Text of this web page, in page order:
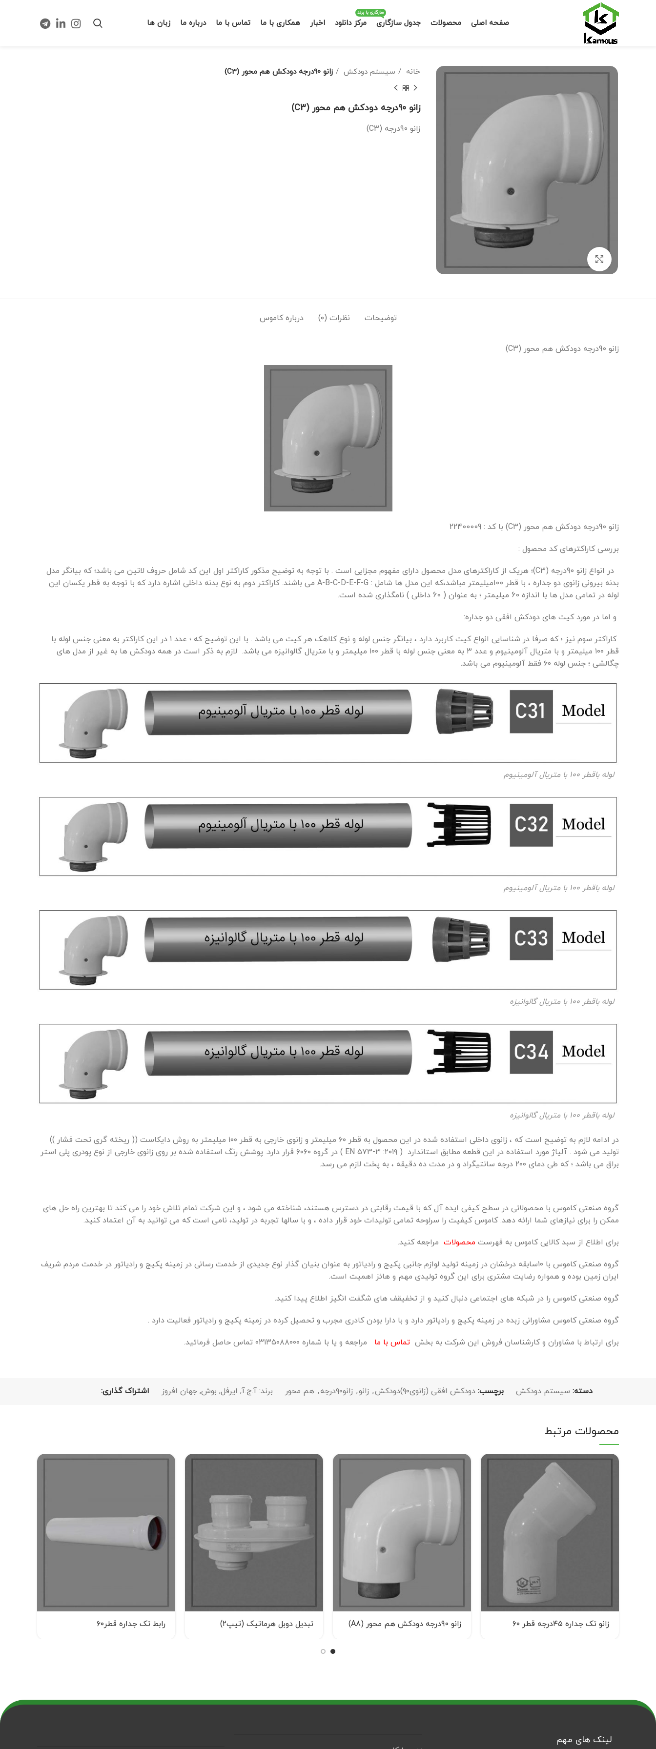
صفحه اصلی محصولات جدول سازگاری
سازگاری با برند
مرکز دانلود اخبار همکاری با ما تماس با ما درباره ما زبان ها
خانه سیستم دودکش زانو 90درجه دودکش هم محور (C3)
زانو 90درجه دودکش هم محور (C3)
زانو 90درجه (C3)
توضیحات نظرات (۰) درباره کاموس
زانو 90درجه دودکش هم محور (C3)
زانو 90درجه دودکش هم محور (C3) با کد : 22400009
بررسی کاراکترهای کد محصول :
در انواع زانو 90درجه (C3)؛ هریک از کاراکترهای مدل محصول دارای مفهوم مجزایی است . با توجه به توضیح مذکور کاراکتر اول این کد شامل حروف لاتین می باشد؛ که بیانگر مدل
بدنه بیرونی زانوی دو جداره ، با قطر 100میلیمتر مباشد،که این مدل ها شامل : A-B-C-D-E-F-G می باشند. کاراکتر دوم به نوع بدنه داخلی اشاره دارد که با توجه به قطر یکسان این
لوله در تمامی مدل ها با اندازه 60 میلیمتر ؛ به عنوان ( 60 داخلی ) نامگذاری شده است.
و اما در مورد کیت های دودکش افقی دو جداره:
کاراکتر سوم نیز ؛ که صرفا در شناسایی انواع کیت کاربرد دارد ، بیانگر جنس لوله و نوع کلاهک هر کیت می باشد . با این توضیح که ؛ عدد ۱ در این کاراکتر به معنی جنس لوله با
قطر ۱۰۰ میلیمتر و با متریال آلومینیوم و عدد ۳ به معنی جنس لوله با قطر ۱۰۰ میلیمتر و با متریال گالوانیزه می باشد. لازم به ذکر است در همه دودکش ها به غیر از مدل های
چگالشی ؛ جنس لوله ۶۰ فقط آلومینیوم می باشد.
لوله باقطر ۱۰۰ با متریال آلومینیوم
لوله باقطر ۱۰۰ با متریال آلومینیوم
لوله باقطر ۱۰۰ با متریال گالوانیزه
لوله باقطر ۱۰۰ با متریال گالوانیزه
در ادامه لازم به توضیح است که ، زانوی داخلی استفاده شده در این محصول به قطر میلیمتر و زانوی خارجی به قطر میلیمتر به روش دایکاست (( ریخته گری تحت فشار ))
تولید می شود . آلیاژ مورد استفاده در این قطعه مطابق استاندارد ( EN 573-3 : ۲۰۱۹ ) در گروه قرار دارد. پوشش رنگ استفاده شده بر روی زانوی خارجی از نوع پودری پلی استر
براق می باشد ؛که طی دمای درجه سانتیگراد و در مدت ده دقیقه ، به پخت لازم می رسد.
گروه صنعتی کاموس با محصولاتی در سطح کیفی ایده آل که با قیمت رقابتی در دسترس هستند، شناخته می شود ، و این شرکت تمام تلاش خود را می کند تا بهترین راه حل های
ممکن را برای نیازهای شما ارائه دهد. کاموس کیفیت را سرلوحه تمامی تولیدات خود قرار داده ، و با سالها تجربه در تولید، نامی است که می توانید به آن اعتماد کنید.
برای اطلاع از سبد کالایی کاموس به فهرست محصولات مراجعه کنید.
گروه صنعتی کاموس با ۱۰سابقه درخشان در زمینه تولید لوازم جانبی پکیج و رادیاتور به عنوان بنیان گذار نوع جدیدی از خدمت رسانی در زمینه پکیج و رادیاتور در خدمت مردم شریف
ایران زمین بوده و همواره رضایت مشتری برای این گروه تولیدی مهم و هائز اهمیت است.
گروه صنعتی کاموس را در شبکه های اجتماعی دنبال کنید و از تخفیقف های شگفت انگیز اطلاع پیدا کنید.
گروه صنعتی کاموس مشاورانی زبده در زمینه پکیج و رادیاتور دارد و با دارا بودن کادری مجرب و تحصیل کرده در زمینه پکیج و رادیاتور فعالیت دارد .
برای ارتباط با مشاوران و کارشناسان فروش این شرکت به بخش تماس با ما مراجعه و یا با شماره ۰۳۱۳۵۰۸۸۰۰۰ تماس حاصل فرمائید.
دسته: سیستم دودکش برچسب: دودکش افقی (زانوی۹۰)دودکش , زانو, زانو۹۰درجه , هم محور برند: آ.ج.آ, ایرفل, بوش, جهان افروز اشتراک گذاری:
محصولات مرتبط
زانو تک جداره ۴۵درجه قطر ۶۰ زانو 90درجه دودکش هم محور (A8) تبدیل دوبل هرماتیک (تیپ۲) رابط تک جداره قطر۶۰
لینک های مهم